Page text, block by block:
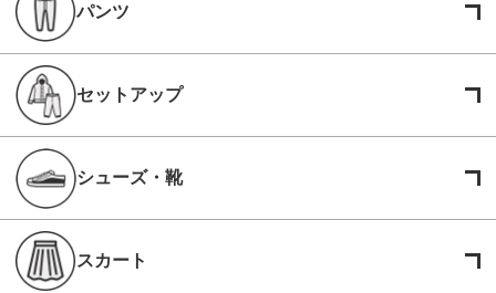
パンツ
セットアップ
シューズ・靴
スカート